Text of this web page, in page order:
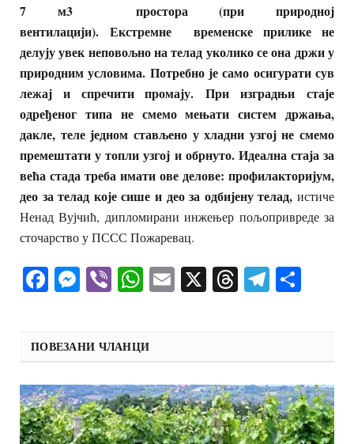
7 м3простора (при природној
вентилацији). Екстремне временске прилике не
делују увек неповољно на телад уколико се она држи у
природним условима. Потребно је само осигурати сув
лежај и спречити промају. При изградњи стаје
одређеног типа не смемо мењати систем држања,
дакле, теле једном стављено у хладни узгој не смемо
премештати у топли узгој и обрнуто. Идеална стаја за
већа стада треба имати ове делове: профилакторијум,
део за телад које сише и део за одбијену телад, истиче
Ненад Вујчић, дипломирани инжењер пољопривреде за
сточарство у ПССС Пожаревац.
Facebook
Messenger
ViberWhatsApp
Email
X Threads
ПОВЕЗАНИ ЧЛАНЦИ